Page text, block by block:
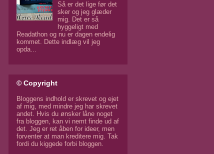
Så er det lige før det
sker og jeg glæder
mig. Det er så
hyggeligt med
Readathon og nu er dagen endelig
kommet. Dette indlæg vil jeg
opda...
© Copyright
Bloggens indhold er skrevet og ejet
af mig, med mindre jeg har skrevet
andet. Hvis du ønsker låne noget
fra bloggen, kan vi nemt finde ud af
det. Jeg er ret åben for ideer, men
forventer at man kreditere mig. Tak
fordi du kiggede forbi bloggen.